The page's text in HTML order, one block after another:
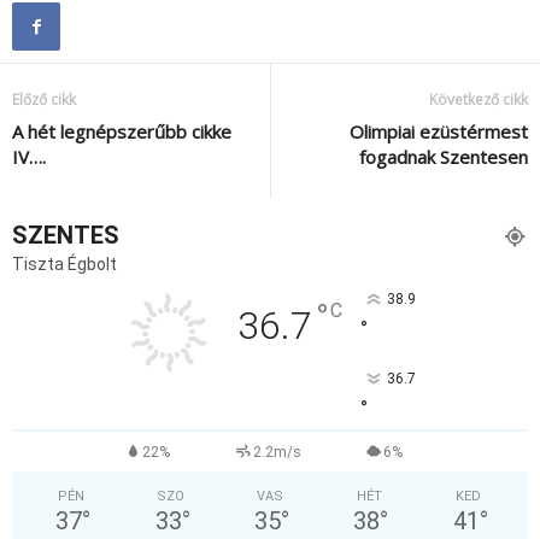
Előző cikk
A hét legnépszerűbb cikke
IV….
Következő cikk
Olimpiai ezüstérmest
fogadnak Szentesen
SZENTES
Tiszta Égbolt
36.7 °C 38.9
°
36.7
°
22% 2.2m/s 6%
PÉN
37°
SZO
33°
VAS
35°
HÉT
38°
KED
41 °